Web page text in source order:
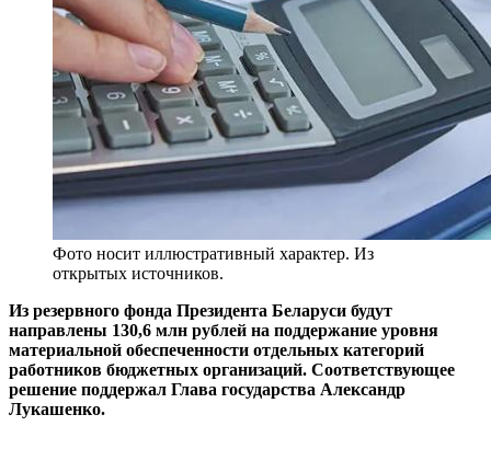
Фото носит иллюстративный характер. Из
открытых источников.
Из резервного фонда Президента Беларуси будут
направлены 130,6 млн рублей на поддержание уровня
материальной обеспеченности отдельных категорий
работников бюджетных организаций. Соответствующее
решение поддержал Глава государства Александр
Лукашенко.